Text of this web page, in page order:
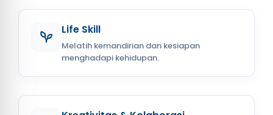
Life Skill
Melatih kemandirian dan kesiapan
menghadapi kehidupan.